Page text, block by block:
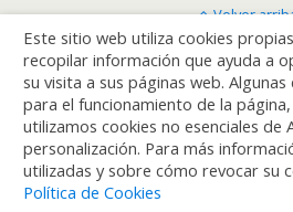
Volver
Móvil
Este sitio web utiliza cookies
recopilar información que ayuda a
su visita a sus páginas web.
para el funcionamiento de la
utilizamos cookies no esenciales de
personalización. Para más
utilizadas y sobre cómo revocar su
Política de Cookies